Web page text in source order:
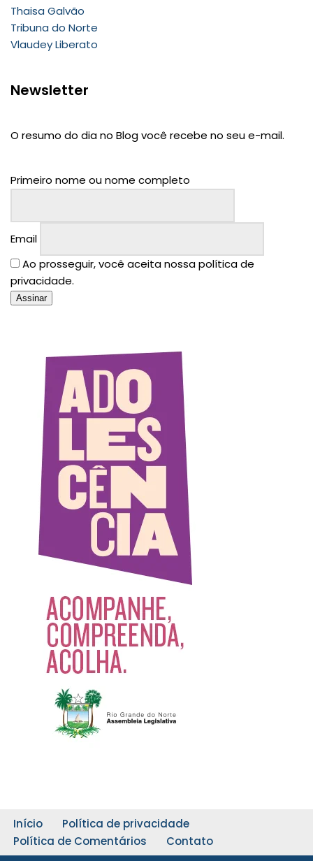
Thaisa Galvão
Tribuna do Norte
Vlaudey Liberato
Newsletter
O resumo do dia no Blog você recebe no seu e-mail.
Primeiro nome ou nome completo
Email
Ao prosseguir, você aceita nossa política de
privacidade.
Início
Política de privacidade
Política de Comentários
Contato